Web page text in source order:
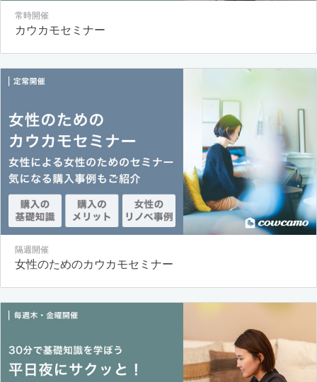
常時開催
カウカモセミナー
隔週開催
女性のためのカウカモセミナー